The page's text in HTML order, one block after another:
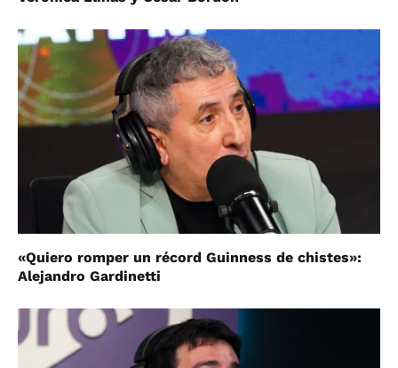
«Quiero romper un récord Guinness de chistes»:
Alejandro Gardinetti